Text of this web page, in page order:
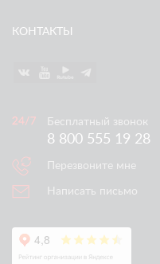
КОНТАКТЫ
Бесплатный звонок
8 800 555 19 28
Перезвоните мне
Написать письмо